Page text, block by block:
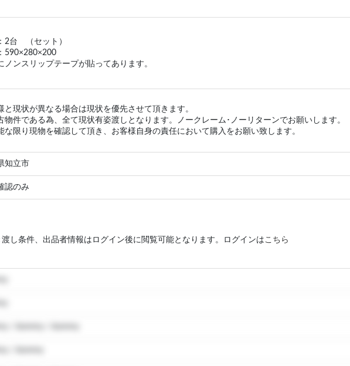
2台 （セット）
590×280×200
ノンスリップテープが貼ってあります。
と現状が異なる場合は現状を優先させて頂きます。
物件である為、全て現状有姿渡しとなります。ノークレーム･ノーリターンでお願いします。
な限り現物を確認して頂き、お客様自身の責任において購入をお願い致します。
知立市
認のみ
し条件、出品者情報はログイン後に閲覧可能となります。ログインは こちら